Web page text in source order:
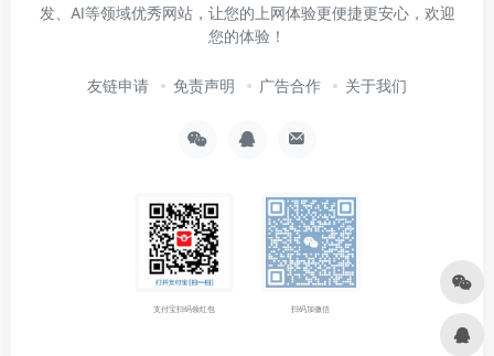
发、AI等领域优秀网站，让您的上网体验更便捷更安心，欢迎
您的体验！
友链申请 免责声明 广告合作 关于我们
支付宝扫码领红包 扫码加微信